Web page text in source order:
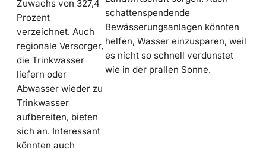
Zuwachs von 327,4
Prozent
verzeichnet. Auch
regionale Versorger,
die Trinkwasser
liefern oder
Abwasser wieder zu
Trinkwasser
aufbereiten, bieten
sich an. Interessant
könnten auch
schattenspendende
Bewässerungsanlagen könnten
helfen, Wasser einzusparen, weil
es nicht so schnell verdunstet
wie in der prallen Sonne.